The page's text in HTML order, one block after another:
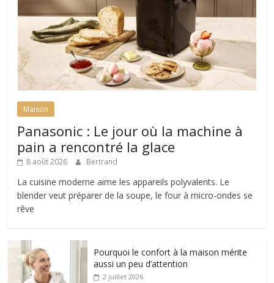
Maison
Panasonic : Le jour où la machine à
pain a rencontré la glace
8 août 2026 Bertrand
La cuisine moderne aime les appareils polyvalents. Le
blender veut préparer de la soupe, le four à micro-ondes se
rêve
Pourquoi le confort à la maison mérite
aussi un peu d’attention
2 juillet 2026